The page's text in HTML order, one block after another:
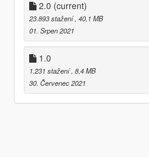
2.0 (current)
23.893 stažení , 40,1 MB
01. Srpen 2021
1.0
1.231 stažení , 8,4 MB
30. Červenec 2021